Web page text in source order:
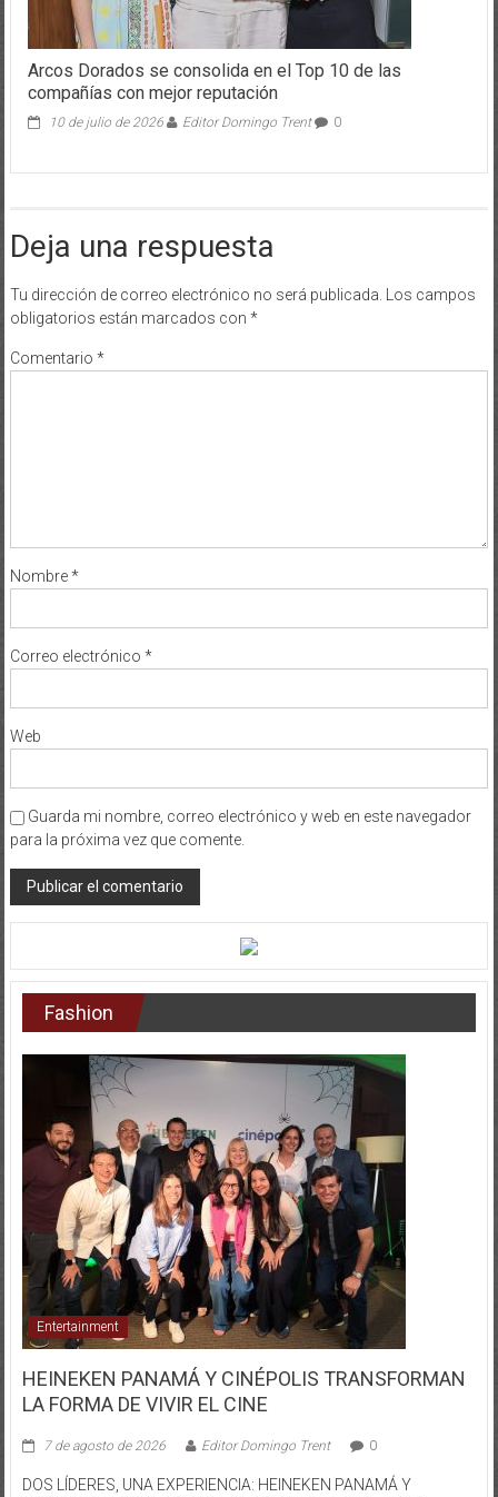
Arcos Dorados se consolida en el Top 10 de las
compañías con mejor reputación
10 de julio de 2026 Editor Domingo Trent 0
Deja una respuesta
Tu dirección de correo electrónico no será publicada.
Los campos
obligatorios están marcados con *
Comentario *
Nombre*
Correo electrónico *
Web
Guarda mi nombre, correo electrónico y web en este navegador
para la próxima vez que comente.
Fashion
Entertainment
HEINEKEN PANAMÁ Y CINÉPOLIS TRANSFORMAN
LA FORMA DE VIVIR EL CINE
7 de agosto de 2026 Editor Domingo Trent 0
DOS LÍDERES, UNA EXPERIENCIA: HEINEKEN PANAMÁ Y